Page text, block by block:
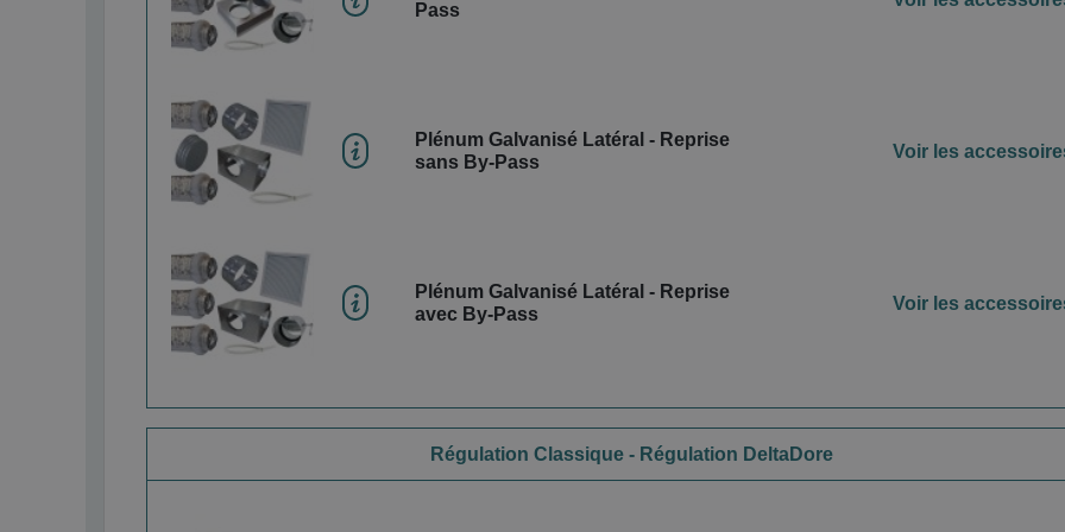
Pass
Plénum Galvanisé Latéral - Reprise
sans By-Pass
Voir les
Plénum Galvanisé Latéral - Reprise
avec By-Pass
Voir les
Régulation Classique - Régulation DeltaDore